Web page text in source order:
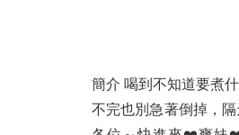
簡介 喝到不知道要煮
不完也別急著倒掉，